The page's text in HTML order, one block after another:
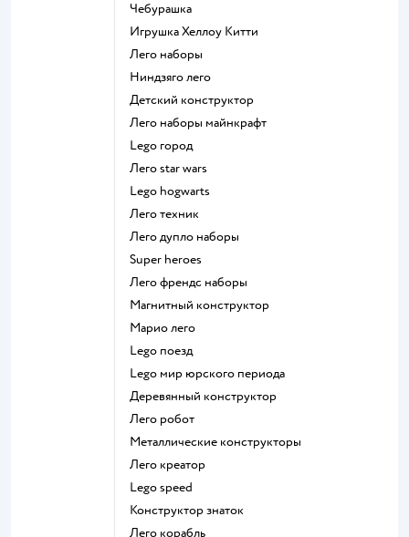
Чебурашка
Игрушка Хеллоу Китти
Лего наборы
Ниндзяго лего
Детский конструктор
Лего наборы майнкрафт
Lego город
Лего star wars
Lego hogwarts
Лего техник
Лего дупло наборы
Super heroes
Лего френдс наборы
Магнитный конструктор
Марио лего
Lego поезд
Lego мир юрского периода
Деревянный конструктор
Лего робот
Металлические конструкторы
Лего креатор
Lego speed
Конструктор знаток
Лего корабль